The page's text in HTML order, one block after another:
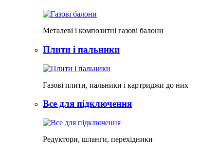
Металеві і композитні газові балони
Плити і пальники
Газові плити, пальники і картриджи до них
Все для підключення
Редуктори, шланги, перехідники